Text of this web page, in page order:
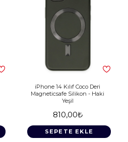
iPhone 14 Kılıf Coco Deri
Magneticsafe Silikon - Haki
Yeşil
810,00₺
SEPETE EKLE